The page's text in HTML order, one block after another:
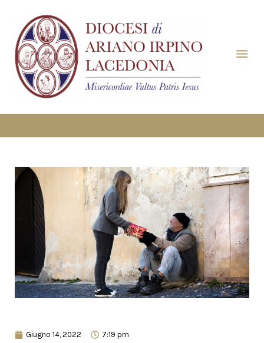
Giugno 14, 2022 7:19 pm